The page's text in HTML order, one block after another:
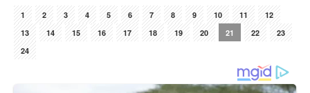
1 2 3 4 5 6 7 8 9 10 11
12
13
14 15 16 17 18 19 20 21 22
23
24